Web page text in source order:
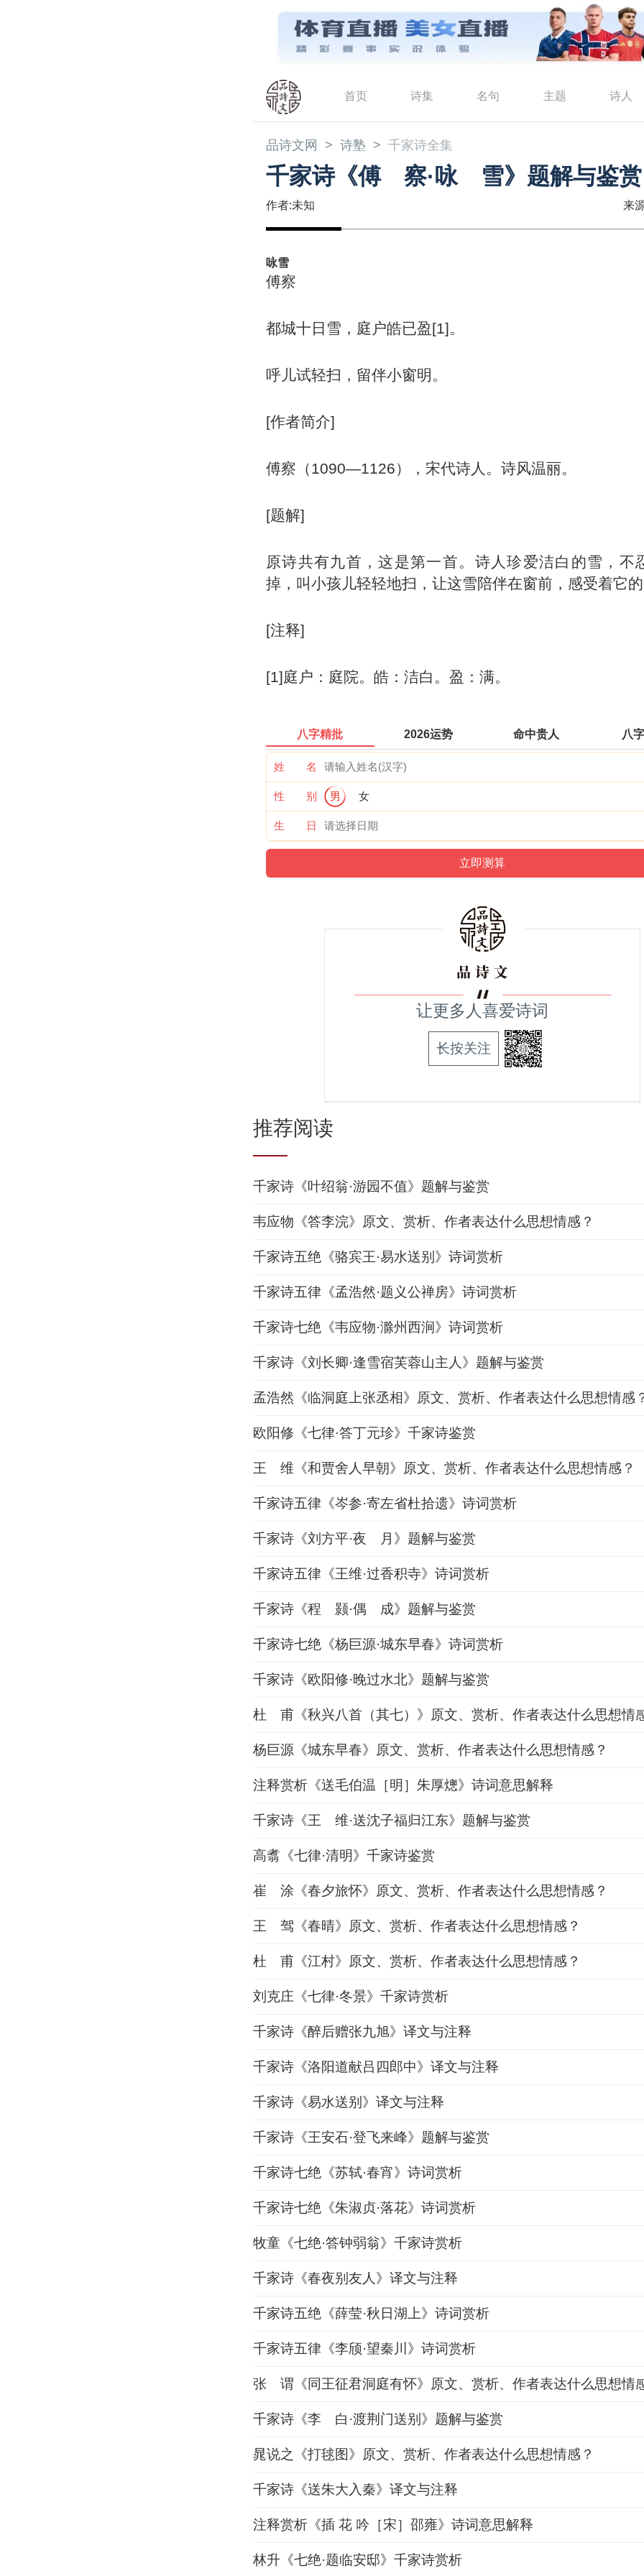
首页 诗集 名句 主题 诗人
品诗文网 诗塾 千家诗全集
千家诗《傅 察·咏 雪》题解与鉴赏
作者:未知 来
咏雪
傅察
都城十日雪，庭户皓已盈[1]。
呼儿试轻扫，留伴小窗明。
[作者简介]
傅察（1090—1126），宋代诗人。诗风温丽。
[题解]
原诗共有九首，这是第一首。诗人珍爱洁白的雪，不
掉，叫小孩儿轻轻地扫，让这雪陪伴在窗前，感受着它
[注释]
[1]庭户：庭院。皓：洁白。盈：满。
八字精批 2026运势 命中贵人 八
姓 名
性 别 男 女
生 日
让更多人喜爱诗词
长按关注
推荐阅读
千家诗《叶绍翁·游园不值》题解与鉴赏
韦应物《答李浣》原文、赏析、作者表达什么思想情感？
千家诗五绝《骆宾王·易水送别》诗词赏析
千家诗五律《孟浩然·题义公禅房》诗词赏析
千家诗七绝《韦应物·滁州西涧》诗词赏析
千家诗《刘长卿·逢雪宿芙蓉山主人》题解与鉴赏
孟浩然《临洞庭上张丞相》原文、赏析、作者表达什么思想情感
欧阳修《七律·答丁元珍》千家诗鉴赏
王 维《和贾舍人早朝》原文、赏析、作者表达什么思想情感？
千家诗五律《岑参·寄左省杜拾遗》诗词赏析
千家诗《刘方平·夜 月》题解与鉴赏
千家诗五律《王维·过香积寺》诗词赏析
千家诗《程 颢·偶 成》题解与鉴赏
千家诗七绝《杨巨源·城东早春》诗词赏析
千家诗《欧阳修·晚过水北》题解与鉴赏
杜 甫《秋兴八首（其七）》原文、赏析、作者表达什么思想情
杨巨源《城东早春》原文、赏析、作者表达什么思想情感？
注释赏析《送毛伯温［明］朱厚熜》诗词意思解释
千家诗《王 维·送沈子福归江东》题解与鉴赏
高翥《七律·清明》千家诗鉴赏
崔 涂《春夕旅怀》原文、赏析、作者表达什么思想情感？
王 驾《春晴》原文、赏析、作者表达什么思想情感？
杜 甫《江村》原文、赏析、作者表达什么思想情感？
刘克庄《七律·冬景》千家诗赏析
千家诗《醉后赠张九旭》译文与注释
千家诗《洛阳道献吕四郎中》译文与注释
千家诗《易水送别》译文与注释
千家诗《王安石·登飞来峰》题解与鉴赏
千家诗七绝《苏轼·春宵》诗词赏析
千家诗七绝《朱淑贞·落花》诗词赏析
牧童《七绝·答钟弱翁》千家诗赏析
千家诗《春夜别友人》译文与注释
千家诗五绝《薛莹·秋日湖上》诗词赏析
千家诗五律《李颀·望秦川》诗词赏析
张 谓《同王征君洞庭有怀》原文、赏析、作者表达什么思想情
千家诗《李 白·渡荆门送别》题解与鉴赏
晁说之《打毬图》原文、赏析、作者表达什么思想情感？
千家诗《送朱大入秦》译文与注释
注释赏析《插 花 吟［宋］邵雍》诗词意思解释
林升《七绝·题临安邸》千家诗赏析